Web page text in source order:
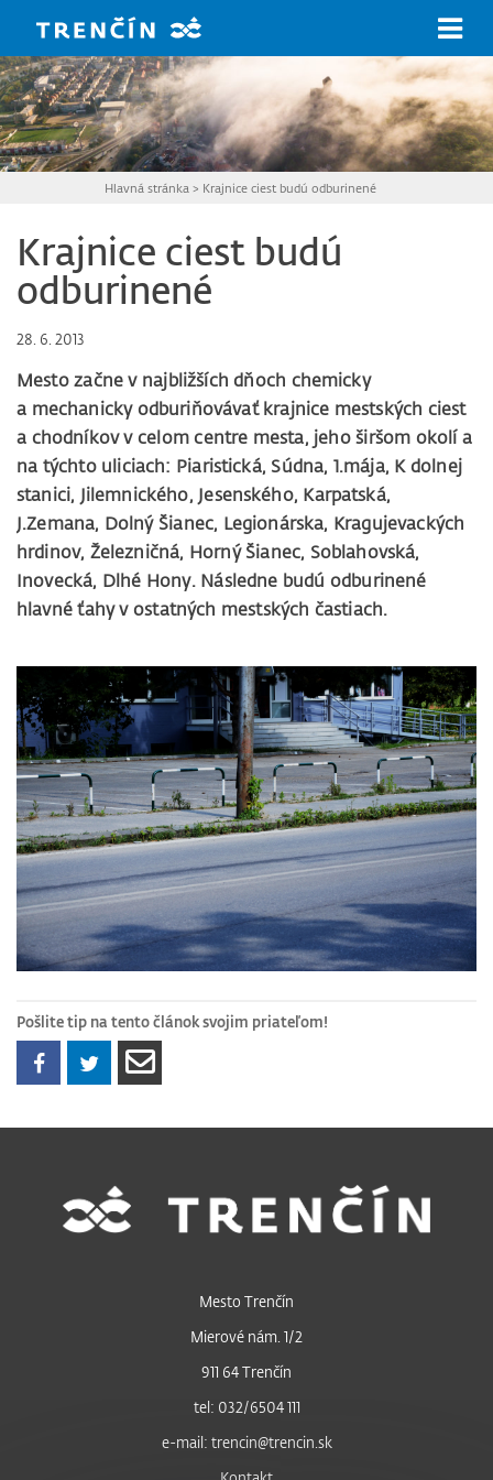
Hlavná stránka > Krajnice ciest budú odburinené
Krajnice ciest budú
odburinené
28. 6. 2013
Mesto začne v najbližších dňoch chemicky
a mechanicky odburiňovávať krajnice mestských ciest
a chodníkov v celom centre mesta, jeho širšom okolí a
na týchto uliciach: Piaristická, Súdna, 1.mája, K dolnej
stanici, Jilemnického, Jesenského, Karpatská,
J.Zemana, Dolný Šianec, Legionárska, Kragujevackých
hrdinov, Železničná, Horný Šianec, Soblahovská,
Inovecká, Dlhé Hony. Následne budú odburinené
hlavné ťahy v ostatných mestských častiach.
Pošlite tip na tento článok svojim priateľom!
Mesto Trenčín
Mierové nám. 1/2
911 64 Trenčín
tel: 032/6504 111
e-mail: trencin@trencin.sk